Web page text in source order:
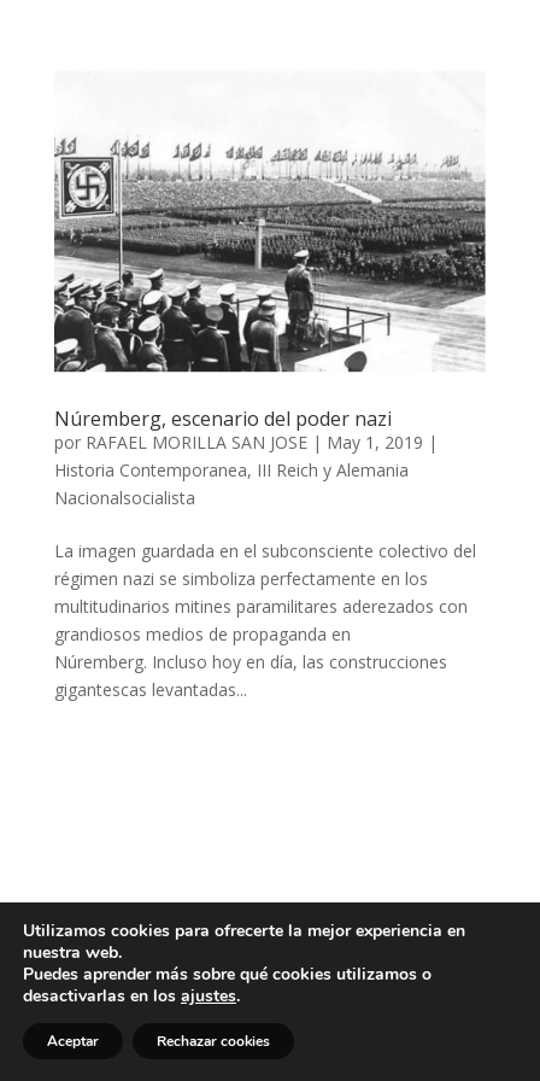
Núremberg, escenario del poder nazi
por RAFAEL MORILLA SAN JOSE| May 1, 2019 |
Historia Contemporanea, III Reich y Alemania
Nacionalsocialista
La imagen guardada en el subconsciente colectivo del
régimen nazi se simboliza perfectamente en los
multitudinarios mitines paramilitares aderezados con
grandiosos medios de propaganda en
Núremberg. Incluso hoy en día, las construcciones
gigantescas levantadas...
Utilizamos cookies para ofrecerte la mejor experiencia en
nuestra web.
Puedes aprender más sobre qué cookies utilizamos o
desactivarlas en los ajustes.
Aceptar Rechazar cookies